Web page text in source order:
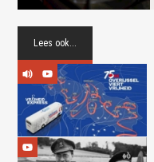
Lees ook...